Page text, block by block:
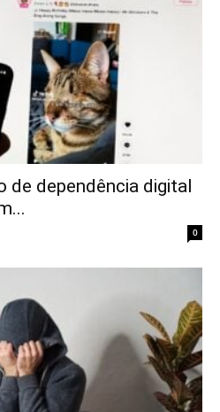
de dependência digital
0